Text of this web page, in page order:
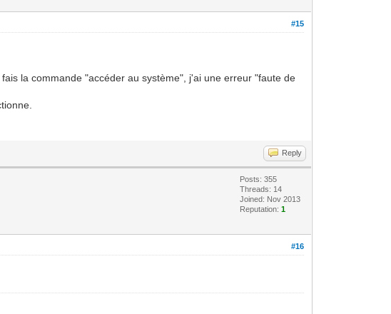
#15
la commande "accéder au système", j'ai une erreur "faute de
Reply
Posts: 355
Threads: 14
Joined: Nov 2013
Reputation:1
#16